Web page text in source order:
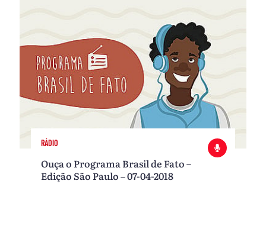
RÁDIO
Ouça o Programa Brasil de Fato –
Edição São Paulo – 07-04-2018